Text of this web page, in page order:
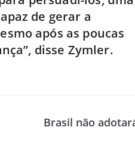
de gerar a
após as poucas
disse Zymler.
Brasil não